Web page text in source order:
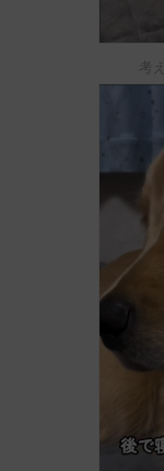
考